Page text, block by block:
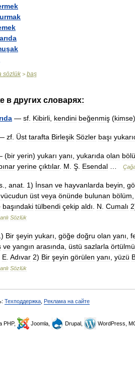
sözlük > baş
в других словарях:
— sf Kibirli kendini beğenmiş (kimse
zf Üst tarafta Birleşik Sözler başı
(bir yerin) yukarı yanı yukarıda olan
yerine çıktılar. M Ş Esendal
anat 1) İnsan ve hayvanlarda beyin
vücudun üst veya önünde bulunan bölüm
başındaki tülbendi çekip aldı N Cumalı 2
Sözlük
) Bir şeyin yukarı göğe doğru olan yanı
ve yangın arasında üstü sazlarla
E Adıvar 2) Bir şeyin görülen yanı yüzü
Sözlük
Техподдержка Реклама на сайте
PHP, Joomla, Drupal, WordPress,